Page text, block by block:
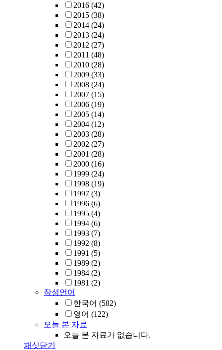
2016 (42)
2015 (38)
2014 (24)
2013 (24)
2012 (27)
2011 (48)
2010 (28)
2009 (33)
2008 (24)
2007 (15)
2006 (19)
2005 (14)
2004 (12)
2003 (28)
2002 (27)
2001 (28)
2000 (16)
1999 (24)
1998 (19)
1997 (3)
1996 (6)
1995 (4)
1994 (6)
1993 (7)
1992 (8)
1991 (5)
1989 (2)
1984 (2)
1981 (2)
작성언어
한국어 (582)
영어 (122)
오늘 본 자료
오늘 본 자료가 없습니다.
패싯닫기